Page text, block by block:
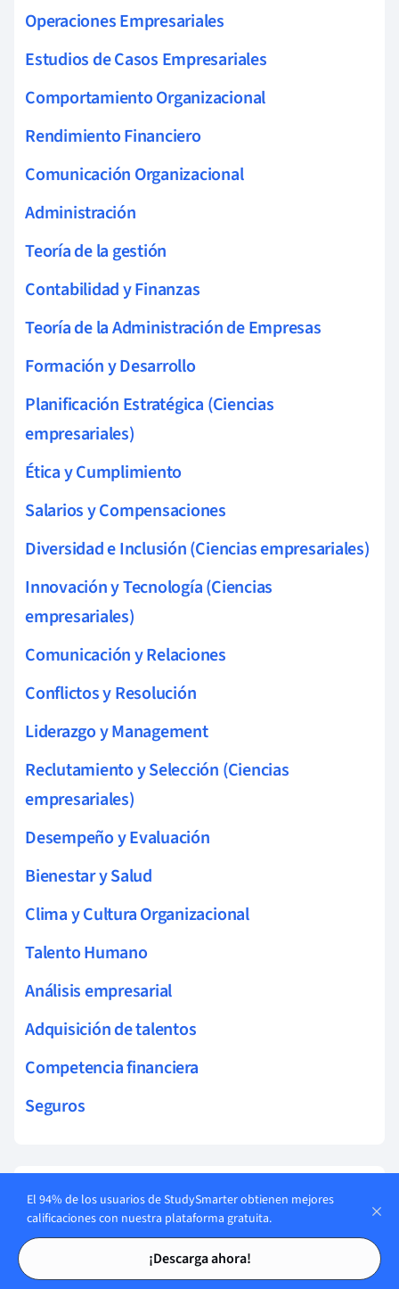
Tarjetas de estudio
Tarjetas de estudio
Operaciones Empresariales
Estudios de Casos Empresariales
Comportamiento Organizacional
Rendimiento Financiero
Comunicación Organizacional
Administración
Teoría de la gestión
Contabilidad y Finanzas
Teoría de la Administración de Empresas
Formación y Desarrollo
Planificación Estratégica (Ciencias
empresariales)
Ética y Cumplimiento
Salarios y Compensaciones
Diversidad e Inclusión (Ciencias empresariales)
Innovación y Tecnología (Ciencias
empresariales)
Comunicación y Relaciones
Conflictos y Resolución
Liderazgo y Management
Reclutamiento y Selección (Ciencias
empresariales)
Desempeño y Evaluación
Bienestar y Salud
Clima y Cultura Organizacional
Talento Humano
Análisis empresarial
Adquisición de talentos
Competencia financiera
Seguros
Temas relacionados Administración
hashrate
gobernanza
El 94% de los usuarios de StudySmarter obtienen mejores
calificaciones con nuestra plataforma gratuita.
¡Descarga ahora!